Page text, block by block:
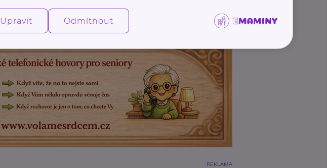
REKLAMA
Upravit Odmítnout